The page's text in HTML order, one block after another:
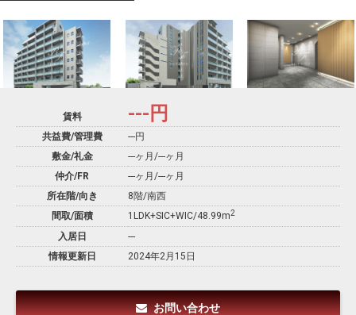
賃料 --- 円
共益費/管理費
---円
敷金/礼金
---ヶ月 /---ヶ月
仲介/FR
---ヶ月 /---ヶ月
所在階/向き
8階/南西
間取/面積
1LDK+SIC+WIC/48.99m2
入居日
---
情報更新日
2024年2月15日
お問い合わせ